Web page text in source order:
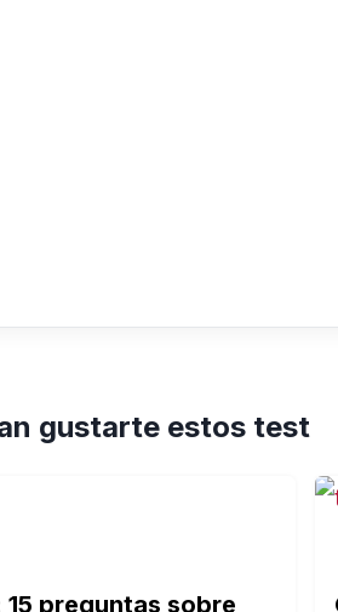
gustarte estos test
preguntas sobre